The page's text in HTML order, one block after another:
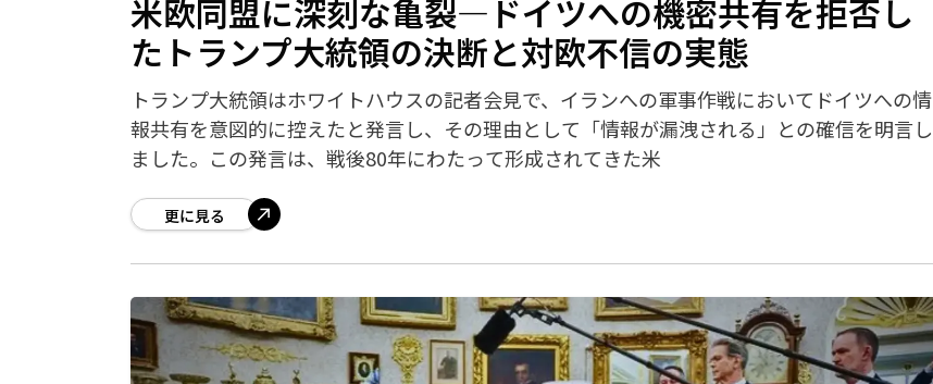
米欧同盟に深刻な亀裂―ドイツへの機密共有を拒否し
たトランプ大統領の決断と対欧不信の実態
トランプ大統領はホワイトハウスの記者会見で、イランへの軍事作戦においてドイツへの情
報共有を意図的に控えたと発言し、その理由として「情報が漏洩される」との確信を明言し
ました。この発言は、戦後80年にわたって形成されてきた米
更に見る